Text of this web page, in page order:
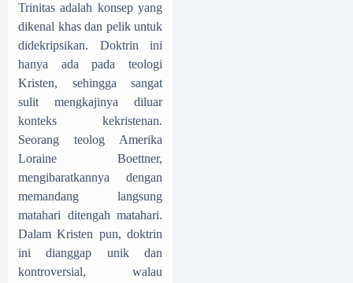
Trinitas adalah konsep yang
dikenal khas dan pelik untuk
didekripsikan. Doktrin ini
hanya ada pada teologi
Kristen, sehingga sangat
sulit mengkajinya diluar
konteks kekristenan.
Seorang teolog Amerika
Loraine Boettner,
mengibaratkannya dengan
memandang langsung
matahari ditengah matahari.
Dalam Kristen pun, doktrin
ini dianggap unik dan
kontroversial, walau